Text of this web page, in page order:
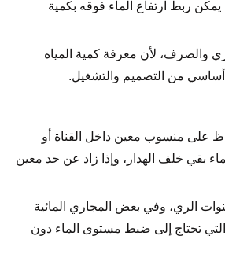
ربط ارتفاع الماء فوقه بكمية
والصرف، لأن معرفة كمية المياه
من التصميم والتشغيل.
على منسوب معين داخل القناة أو
بقي خلف الهدار، وإذا زاد عن حد معين
الري، وفي بعض المجاري المائية
التي تحتاج إلى ضبط مستوى الماء دون